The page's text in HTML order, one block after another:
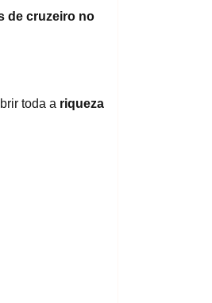
de cruzeiro no
toda a riqueza